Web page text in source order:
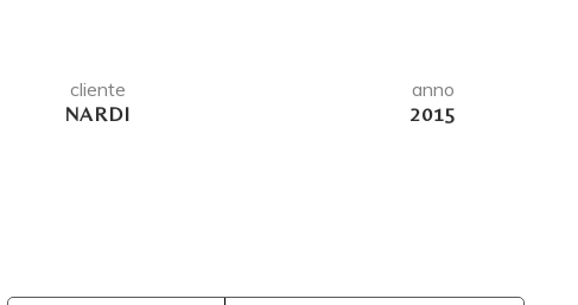
cliente
NARDI
anno
2015